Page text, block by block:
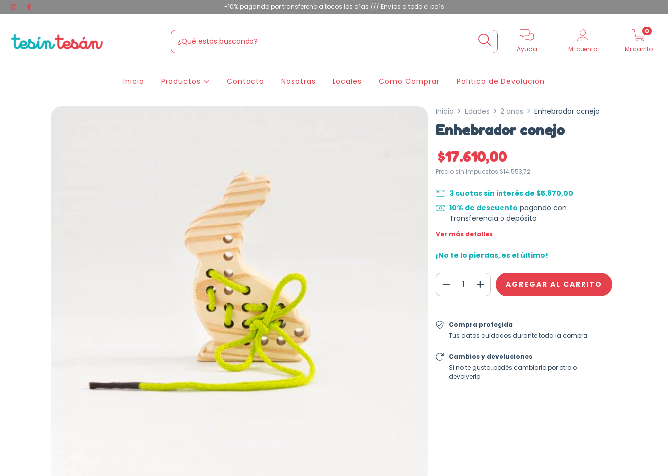
-10% pagando por transferencia todos los días /// Envíos a todo el país
Ayuda Mi cuenta Mi carrito
0
Inicio Productos Contacto Nosotras Locales Cómo Comprar Política de Devolución
Inicio > Edades > 2 años > Enhebrador conejo
Enhebrador conejo
$17.610,00
Precio sin impuestos $14.553,72
3 cuotas sin interés de $5.870,00
10% de descuento pagando con
Transferencia o depósito
Ver más detalles
¡No te lo pierdas, es el último!
Compra protegida
Tus datos cuidados durante toda la compra.
Cambios y devoluciones
Si no te gusta, podés cambiarlo por otro o
devolverlo.